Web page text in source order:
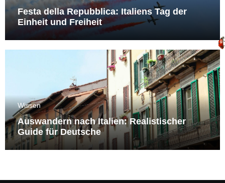
Festa della Repubblica: Italiens Tag der
Einheit und Freiheit
Wissen
Auswandern nach Italien: Realistischer
Guide für Deutsche